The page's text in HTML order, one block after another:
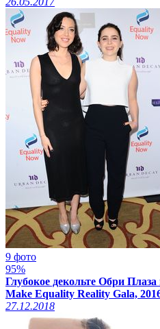
9 фото
95%
Глубокое декольте Обри
Make Equality Reality Gala,
27.12.2018